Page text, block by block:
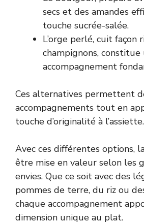
secs et des amandes
touche sucrée-salée.
L’orge perlé, cuit façon
champignons, constitue
accompagnement
Ces alternatives permettent
accompagnements tout en
touche d’originalité à l’assiette.
Avec ces différentes options,
être mise en valeur selon les
envies. Que ce soit avec des
pommes de terre, du riz ou
chaque accompagnement
dimension unique au plat.